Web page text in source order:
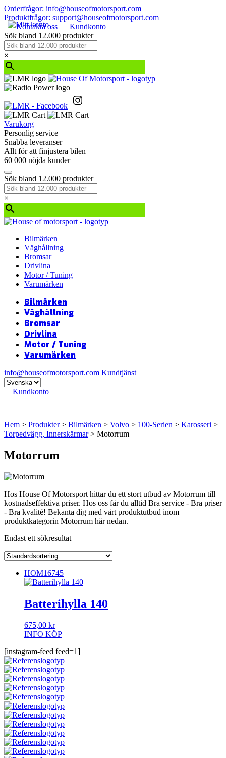
Orderfrågor: info@houseofmotorsport.com
Produktfrågor: support@houseofmotorsport.com
Kontakta oss
Kundkonto
Sök bland 12.000 produkter
×
Varukorg
Personlig service
Snabba leveranser
Allt för att finjustera bilen
60 000 nöjda kunder
Sök bland 12.000 produkter
×
Bilmärken
Väghållning
Bromsar
Drivlina
Motor / Tuning
Varumärken
Bilmärken
Väghållning
Bromsar
Drivlina
Motor / Tuning
Varumärken
info@houseofmotorsport.com Kundtjänst
Kundkonto
Hem > Produkter> Bilmärken > Volvo > 100-Serien > Karosseri >
Torpedvägg, Innerskärmar> Motorrum
Motorrum
Hos House Of Motorsport hittar du ett stort utbud av Motorrum till
kostnadseffektiva priser. Hos oss får du alltid Bra service - Bra priser
- Bra kvalité! Bekanta dig med vårt produktutbud inom
produktkategorin Motorrum här nedan.
Endast ett sökresultat
HOM16745
Batterihylla 140
675,00 kr
INFO KÖP
[instagram-feed feed=1]